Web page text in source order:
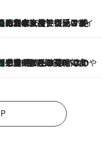
まやのおもてなしハワイ
2026.8.6
】ローカルの絶大な支持で復活！ 絶品の幻クッキー《元ファンの日本人女性が受け継いだ名店》
県の手みやげ ひんやりスイーツで夏を満喫
2026.8.6
】この夏絶対食べたい 冷やしておいしいおやつ3選 お餅×アイスの新感覚スイーツ